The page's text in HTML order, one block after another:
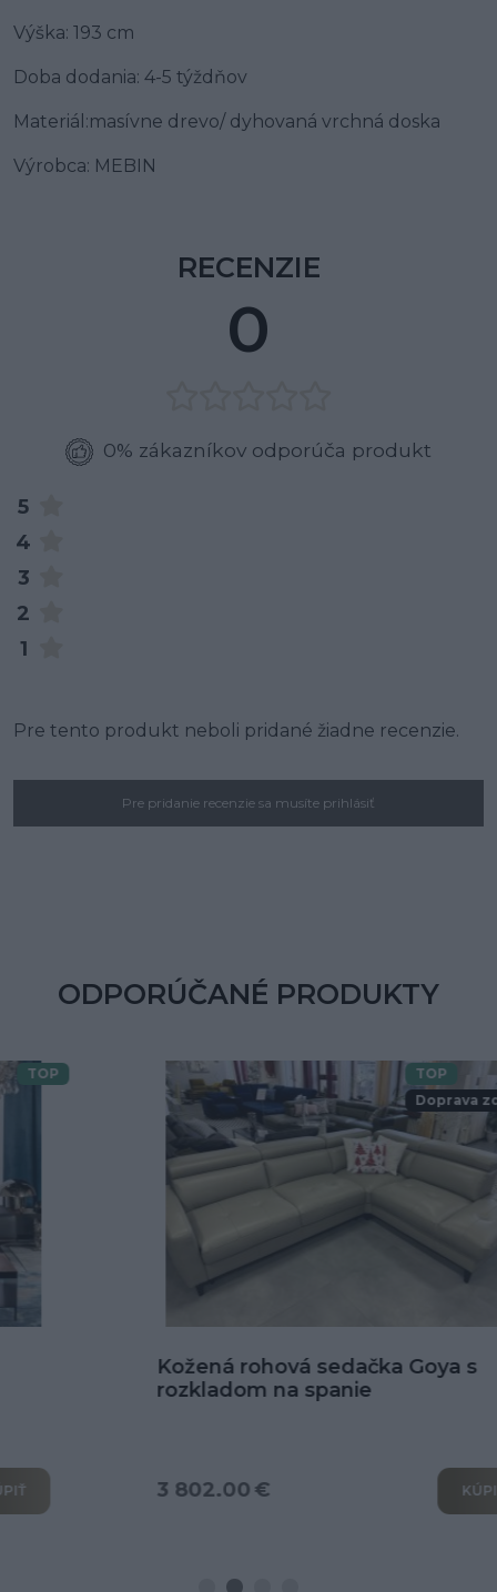
Výška: 193 cm
Doba dodania: 4-5 týždňov
Materiál:masívne drevo/ dyhovaná vrchná doska
Výrobca: MEBIN
RECENZIE
0
0% zákazníkov odporúča produkt
5
4
3
2
1
Pre tento produkt neboli pridané žiadne recenzie.
Pre pridanie recenzie sa musíte prihlásiť
ODPORÚČANÉ PRODUKTY
TOP
Doprava zdarma
Kožená rohová sedačka Goya s
rozkladom na spanie
3 802.00 €